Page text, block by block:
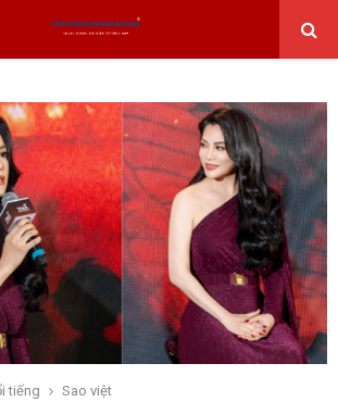
tiếng
Sao việt